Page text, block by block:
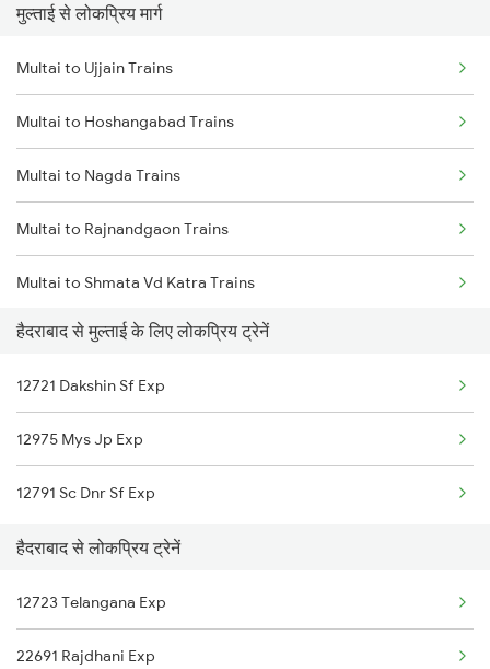
Multai to Vidisha Trains
Hyderabad to Manwath Trains
Hyderabad to Mysore Trains
Hyderabad to Badnera Trains
Hyderabad to Bongaigaon Trains
Hyderabad to New Cooch Behar Trains
Hyderabad to Nagercoil Trains
Hyderabad to Nandurbar Trains
Hyderabad to Nidadavolu Trains
Hyderabad to Dachepalle Trains
मुल्ताई से लोकप्रिय मार्ग
Multai to Ujjain Trains
Multai to Hoshangabad Trains
Multai to Nagda Trains
Multai to Rajnandgaon Trains
Multai to Shmata Vd Katra Trains
Multai to Lalitpur Trains
Multai to Saharanpur Trains
Multai to Bhusawal Trains
Multai to Vijayawada Trains
Multai to Visakhapatnam Trains
Multai to Amla Trains
Multai to Vidisha Trains
हैदराबाद से मुल्ताई के लिए लोकप्रिय ट्रेनें
12721 Dakshin Sf Exp
12975 Mys Jp Exp
12791 Sc Dnr Sf Exp
हैदराबाद से लोकप्रिय ट्रेनें
12723 Telangana Exp
22691 Rajdhani Exp